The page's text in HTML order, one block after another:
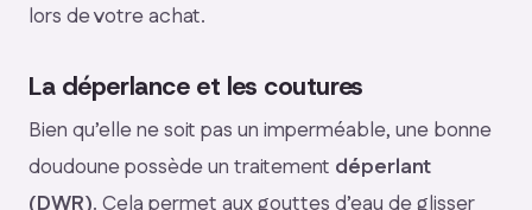
lors de votre achat.
La déperlance et les coutures
Bien qu’elle ne soit pas un imperméable, une bonne
doudoune possède un traitement déperlant
(DWR). Cela permet aux gouttes d’eau de glisser